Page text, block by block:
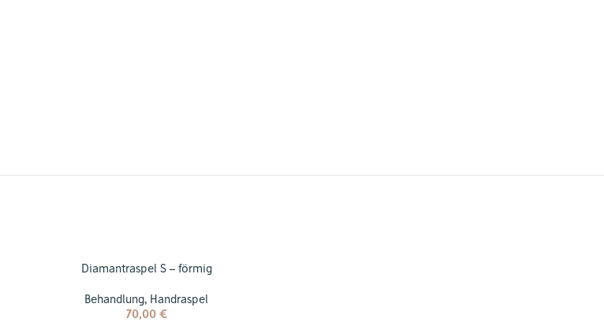
Diamantraspel S – förmig
Behandlung, Handraspel
70,00 €